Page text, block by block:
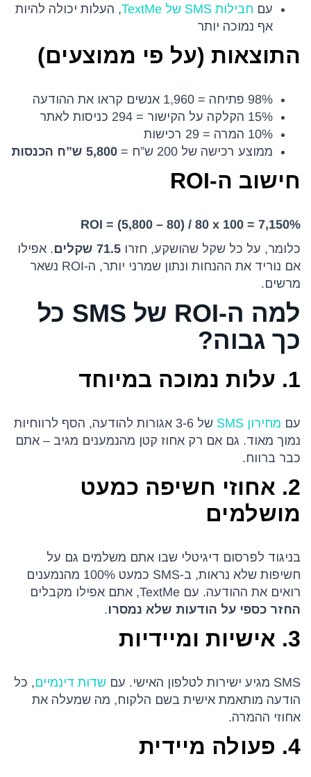
עם חבילות SMS של TextMe
, העלות יכולה להיות
אף נמוכה יותר
התוצאות (על פי ממוצעים)
98% פתיחה = 1,960 אנשים קראו את ההודעה
15% הקלקה על הקישור = 294 כניסות לאתר
10% המרה = 29 רכישות
ממוצע רכישה של 200 ש”ח =
5,800 ש”ח הכנסות
חישוב ה-ROI
ROI = (5,800 – 80) / 80 x 100 = 7,150%
כלומר, על כל שקל שהושקע, חזרו 71.5 שקלים
. אפילו
אם נוריד את ההנחות ונתון שמרני יותר, ה-ROI נשאר
מרשים.
למה ה-ROI של SMS כל
כך גבוה?
1. עלות נמוכה במיוחד
עם מחירון SMS
של 3-6 אגורות להודעה, הסף לרווחיות
נמוך מאוד. גם אם רק אחוז קטן מהנמענים מגיב – אתם
כבר ברווח.
2. אחוזי חשיפה כמעט
מושלמים
בניגוד לפרסום דיגיטלי שבו אתם משלמים גם על
חשיפות שלא נראות, ב-SMS כמעט 100% מהנמענים
רואים את ההודעה. עם TextMe, אתם אפילו מקבלים
החזר כספי על הודעות שלא נמסרו.
3. אישיות ומיידיות
SMS מגיע ישירות לטלפון האישי. עם שדות דינמיים, כל
הודעה מותאמת אישית בשם הלקוח, מה שמעלה את
אחוזי ההמרה.
4. פעולה מיידית